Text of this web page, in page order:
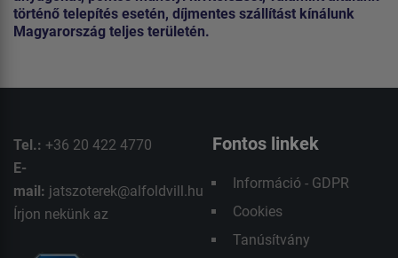
történő telepítés esetén, díjmentes szállítást kínálunk
Magyarország teljes területén.
Tel.: +36 20 422 4770
E-
mail: jatszoterek@alfoldvill.hu
Írjon nekünk az
Fontos linkek
Információ - GDPR
Cookies
Tanúsítvány